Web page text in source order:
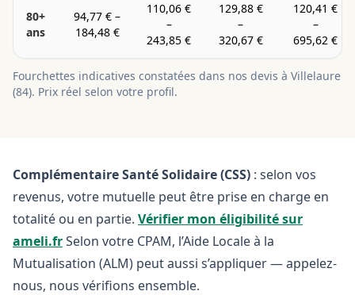
80+
ans
94,77 € –
184,48 €
110,06 €
–
243,85 €
129,88 €
–
320,67 €
120,41 €
–
695,62 €
Fourchettes indicatives constatées dans nos devis à Villelaure
(84). Prix réel selon votre profil.
Complémentaire Santé Solidaire (CSS) : selon vos
revenus, votre mutuelle peut être prise en charge en
totalité ou en partie. Vérifier mon éligibilité sur
ameli.frSelon votre CPAM, l’Aide Locale à la
Mutualisation (ALM) peut aussi s’appliquer — appelez-
nous, nous vérifions ensemble.